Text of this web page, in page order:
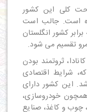
کلی این کشور
شده است. جالب است
بدانید که کانادا شش برابر ایران و 40 برابر کشور انگلستان
ثروتمند بودن
شرایط اقتصادی
این کشور دارای
خودروسازی،
چوب و کاغذ، صنایع